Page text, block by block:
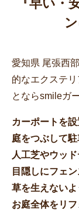
『早い・
愛知県 尾張西
的なエクステ
とならsmileガ
カーポートを設
庭をつぶして駐
人工芝やウッ
目隠しにフェ
草を生えない
お庭全体をリフ